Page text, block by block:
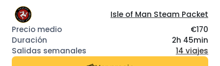
Isle of Man Steam Packet
€170
2h 45min
14 viajes